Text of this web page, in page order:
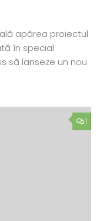
apărea proiectul
în special
să lanseze un nou
1